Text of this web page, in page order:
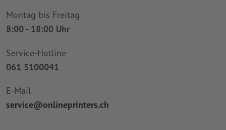
Montag bis Freitag
8:00 - 18:00 Uhr
Service-Hotline
061 5100041
E-Mail
service@onlineprinters.ch